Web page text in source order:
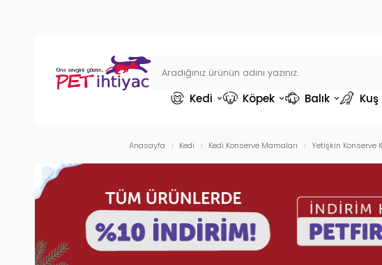
Kedi Köpek Balık Kuş
Anasayfa Kedi Kedi Konserve Mamaları Yetişkin Konserve